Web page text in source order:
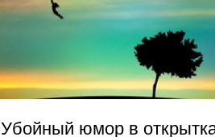
Убойный юмор в